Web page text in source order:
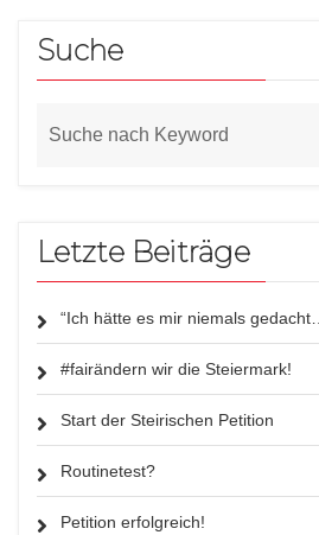
Suche
Letzte Beiträge
“Ich hätte es mir niemals gedacht…
#fairändern wir die Steiermark!
Start der Steirischen Petition
Routinetest?
Petition erfolgreich!